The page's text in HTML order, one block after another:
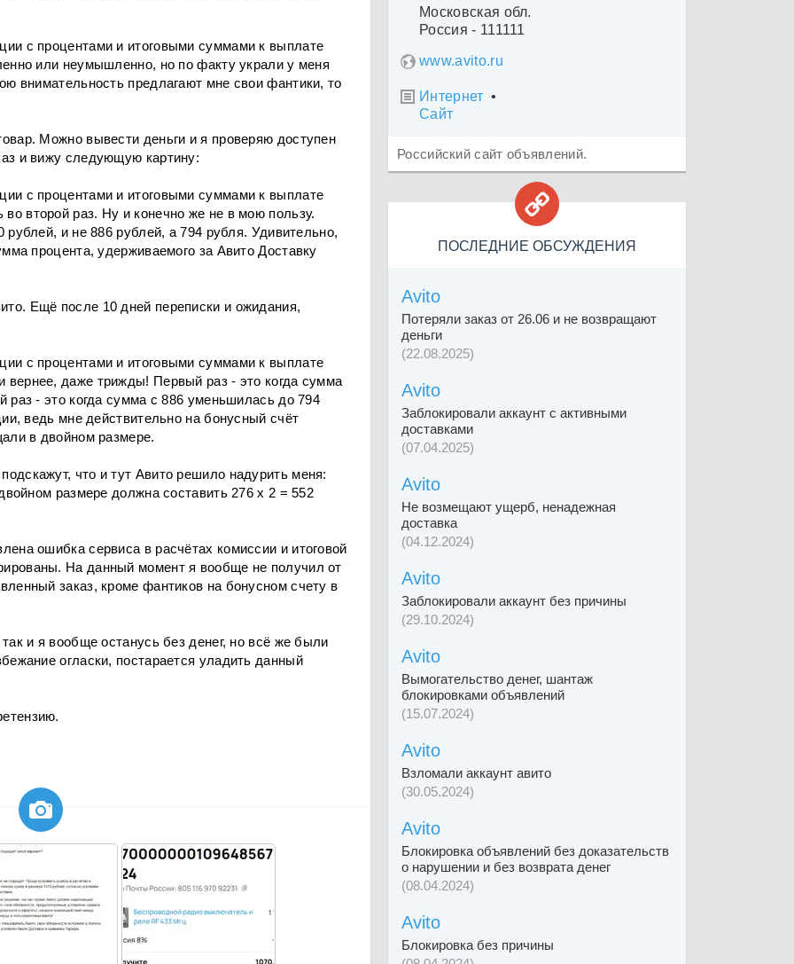
с процентами и итоговыми суммами к выплате
или неумышленно, но по факту украли у меня
внимательность предлагают мне свои фантики, то
Можно вывести деньги и я проверяю доступен
и вижу следующую картину:
с процентами и итоговыми суммами к выплате
второй раз. Ну и конечно же не в мою пользу.
и не 886 рублей, а 794 рубля. Удивительно,
процента, удерживаемого за Авито Доставку
Ещё после 10 дней переписки и ожидания,
с процентами и итоговыми суммами к выплате
даже трижды! Первый раз - это когда сумма
- это когда сумма с 886 уменьшилась до 794
ведь мне действительно на бонусный счёт
в двойном размере.
что и тут Авито решило надурить меня:
размере должна составить 276 х 2 = 552
ошибка сервиса в расчётах комиссии и итоговой
На данный момент я вообще не получил от
заказ, кроме фантиков на бонусном счету в
и я вообще останусь без денег, но всё же были
огласки, постарается уладить данный

Московская обл.
Россия - 111111
www.avito.ru
 Интернет •
Сайт
Российский сайт объявлений.

ПОСЛЕДНИЕ ОБСУЖДЕНИЯ
Avito
Потеряли заказ от 26.06 и не возвращают
деньги
(22.08.2025)
Avito
Заблокировали аккаунт с активными
доставками
(07.04.2025)
Avito
Не возмещают ущерб, ненадежная
доставка
(04.12.2024)
Avito
Заблокировали аккаунт без причины
(29.10.2024)
Avito
Вымогательство денег, шантаж
блокировками объявлений
(15.07.2024)
Avito
Взломали аккаунт авито
(30.05.2024)
Avito
Блокировка объявлений без доказательств
о нарушении и без возврата денег
(08.04.2024)
Avito
Блокировка без причины